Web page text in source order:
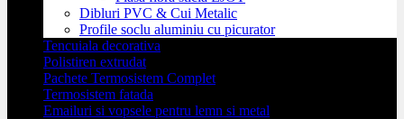
Dibluri PVC & Cui Metalic
Profile soclu aluminiu cu picurator
Tencuiala decorativa
Polistiren extrudat
Pachete Termosistem Complet
Termosistem fatada
Emailuri si vopsele pentru lemn si metal